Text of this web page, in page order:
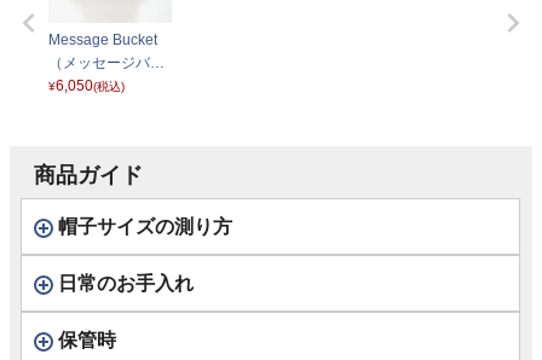
Message Bucket
（メッセージバケ
ット） ベージュ
¥6,050(税込)
商品ガイド
帽子サイズの測り方
日常のお手入れ
保管時